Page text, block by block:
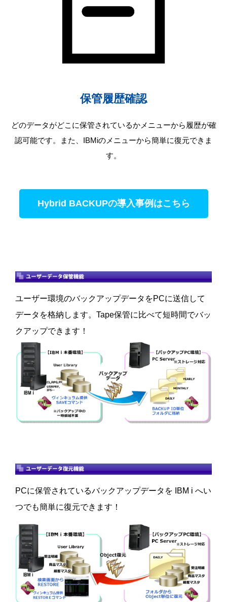
保管履歴確認
どのデータがどこに保管されているかメニューから履歴が確
認可能です。また、IBMiのメニューから簡単に復元できま
す。
Hybrid BACKUPの導入事例はこちら
ユーザー環境のバックアップデータをPCに送信して
データを格納します。Tape保管に比べて短時間でバッ
クアップできます！
PCに保管されているバックアップデータを IBM i へい
つでも簡単に復元できます！